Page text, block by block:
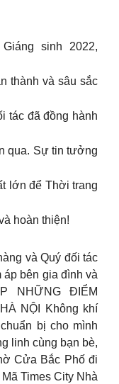
sinh 2022,
thành và sâu sắc
tác đã đồng hành
qua. Sự tin tưởng
lớn để Thời trang
hoàn thiện!
và Quý đối tác
áp bên gia đình và
NHỮNG ĐIỂM
NỘI Không khí
bị cho mình
linh cùng bạn bè,
Cửa Bắc Phố đi
Times City Nhà